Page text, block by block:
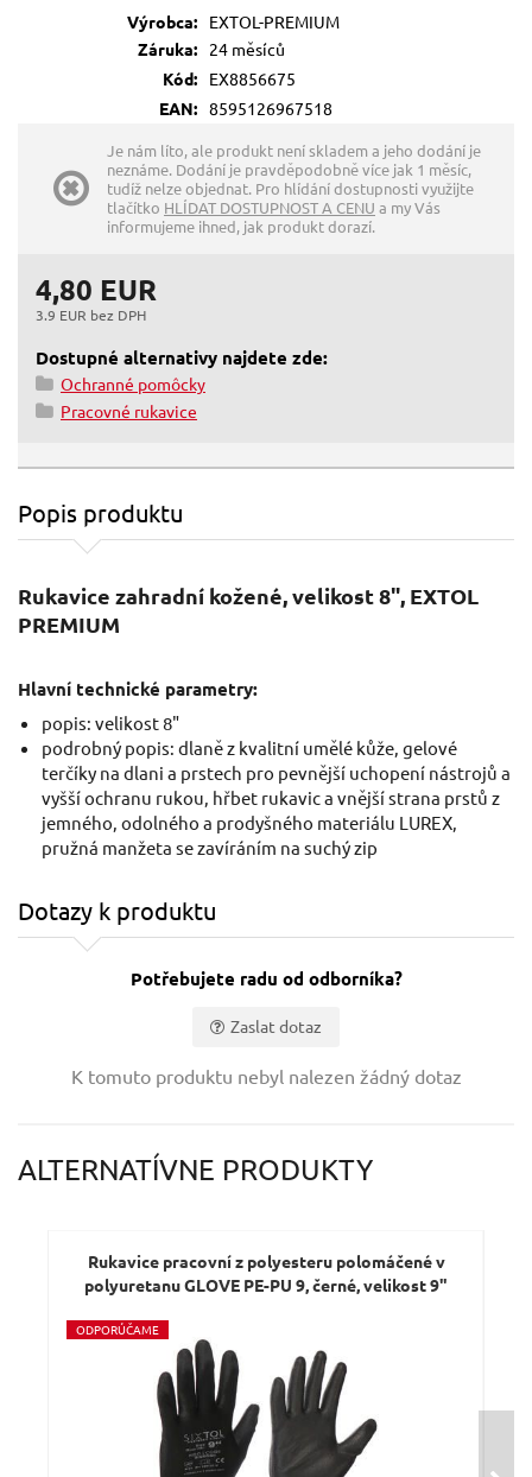
Výrobca:
EXTOL-PREMIUM
Záruka:
24 měsíců
Kód:
EX8856675
EAN: 8595126967518
Je nám líto, ale produkt není skladem a jeho dodání je
neznáme. Dodání je pravděpodobně více jak 1 měsíc,
tudíž nelze objednat. Pro hlídání dostupnosti využijte
tlačítko HLÍDAT DOSTUPNOST A CENU a my Vás
informujeme ihned, jak produkt dorazí.
4,80 EUR
3.9 EUR bez DPH
Dostupné alternativy najdete zde:
Ochranné pomôcky
Pracovné rukavice
Popis produktu
Rukavice zahradní kožené, velikost 8", EXTOL
PREMIUM
Hlavní technické parametry:
popis: velikost 8"
podrobný popis: dlaně z kvalitní umělé kůže, gelové
terčíky na dlani a prstech pro pevnější uchopení nástrojů a
vyšší ochranu rukou, hřbet rukavic a vnější strana prstů z
jemného, odolného a prodyšného materiálu LUREX,
pružná manžeta se zavíráním na suchý zip
Dotazy k produktu
Potřebujete radu od odborníka?
Zaslat dotaz
K tomuto produktu nebyl nalezen žádný dotaz
ALTERNATÍVNE PRODUKTY
Rukavice pracovní z polyesteru polomáčené v
polyuretanu GLOVE PE-PU 9, černé, velikost 9"
ODPORÚČAME